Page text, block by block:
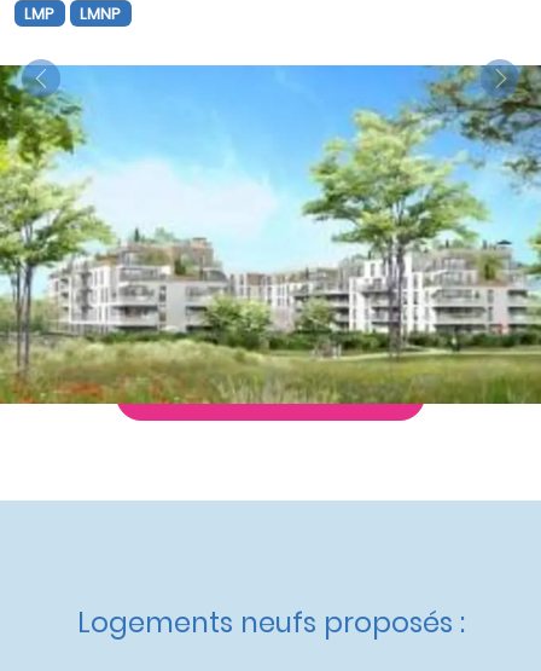
LMP LMNP
Previous
Next
Appartements du T2 au T5
à partir de
Nos autres appartements neufs
à Viry-Châtillon
Livraison : 3ème trimestre 2026
Etat d'avancement :Avant première
Éligible :Statut LMP,Statut LMNP
Demande de documentation
Logements neufs proposés :